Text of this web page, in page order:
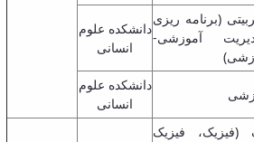
(برنامه ریزی
آموزشی-
دانشکده علوم
انسانی
دانشکده علوم
انسانی
(فیزیک، فیزیک